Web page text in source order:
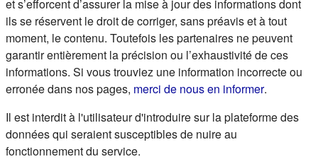
et s’efforcent d’assurer la mise à jour des informations dont
ils se réservent le droit de corriger, sans préavis et à tout
moment, le contenu. Toutefois les partenaires ne peuvent
garantir entièrement la précision ou l’exhaustivité de ces
informations. Si vous trouviez une information incorrecte ou
erronée dans nos pages, merci de nous en informer(s'ouvre
.
Il est interdit à l'utilisateur d'introduire sur la plateforme des
données qui seraient susceptibles de nuire au
fonctionnement du service.